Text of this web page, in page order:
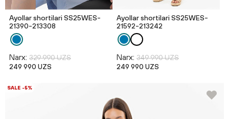
Ayollar shortilari SS25WES-
21390-213308
Narx: 329 990 UZS
249 990 UZS
Ayollar shortilari SS25WES-
21592-213242
Narx: 349 990 UZS
249 990 UZS
SALE -5%